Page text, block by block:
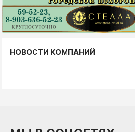
НОВОСТИ КОМПАНИЙ